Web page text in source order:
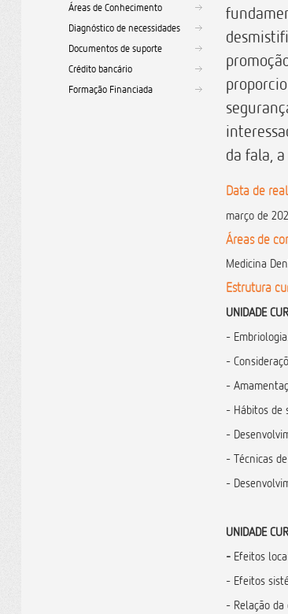
Áreas de Conhecimento
Diagnóstico de necessidades
Documentos de suporte
Crédito bancário
Formação Financiada
da fala,
Data de
março de
Áreas de
Medicina
Estrutura
UNIDADE
-
-
-
- Hábitos de
-
- Técnicas
-
UNIDADE
- Efeitos
- Efeitos
- Relação